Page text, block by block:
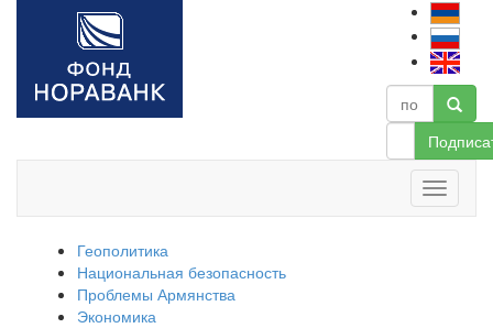
Геополитика
Национальная безопасность
Проблемы Армянства
Экономика